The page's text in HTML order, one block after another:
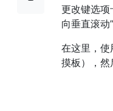
更改键选项
向垂直滚动”
在这里，
摸板），然